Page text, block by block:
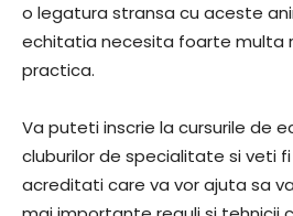
o legatura stransa cu aceste
echitatia necesita foarte multa
practica.
Va puteti inscrie la cursurile de
cluburilor de specialitate si veti
acreditati care va vor ajuta sa